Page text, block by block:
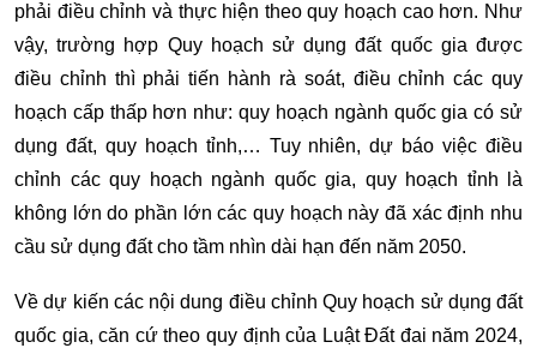
phải điều chỉnh và thực hiện theo quy hoạch cao hơn. Như
vậy, trường hợp Quy hoạch sử dụng đất quốc gia được
điều chỉnh thì phải tiến hành rà soát, điều chỉnh các quy
hoạch cấp thấp hơn như: quy hoạch ngành quốc gia có sử
dụng đất, quy hoạch tỉnh,… Tuy nhiên, dự báo việc điều
chỉnh các quy hoạch ngành quốc gia, quy hoạch tỉnh là
không lớn do phần lớn các quy hoạch này đã xác định nhu
cầu sử dụng đất cho tầm nhìn dài hạn đến năm 2050.
Về dự kiến các nội dung điều chỉnh Quy hoạch sử dụng đất
quốc gia, căn cứ theo quy định của Luật Đất đai năm 2024,